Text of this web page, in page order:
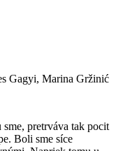
Gagyi, Marina Gržinić
pretrváva tak pocit
Boli sme síce